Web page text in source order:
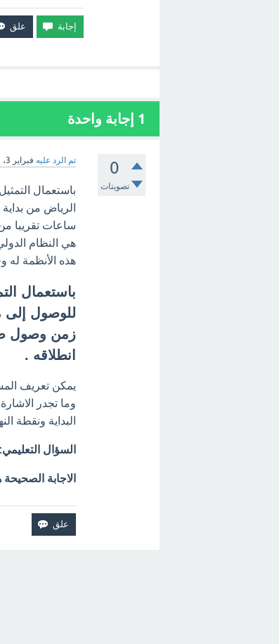
1 إجابة واحدة
0
تصويتات
تم الرد عليه فبراير 3، 2022
باستعمال
الرياض من
ساعات تقريبا من
هي النظام
هذه الأنظمة
باستعمال
للوصول إلى
زمن وصول
انطلاقه .
يمكن تعريف
وما تجدر
البداية ونقطة
السؤال التعليمي:
الاجابة